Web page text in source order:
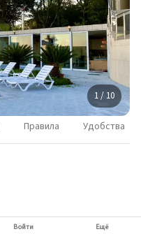
1 / 10
Правила Удобства
Войти Ещё